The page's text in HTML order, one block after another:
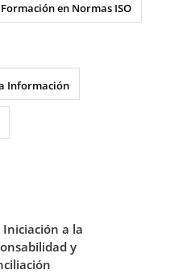
Formación en Normas ISO
Información
Iniciación a la
y